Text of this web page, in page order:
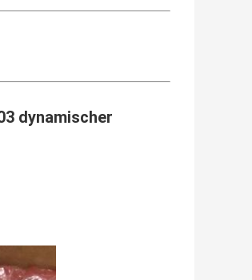
dynamischer